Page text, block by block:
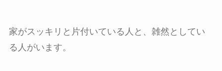
家がスッキリと片付いている人と、雑然としてい
る人がいます。